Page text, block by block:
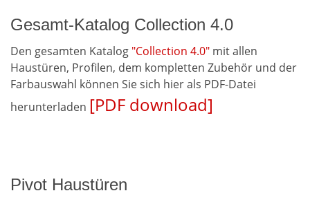
Gesamt-Katalog Collection 4.0
Den gesamten Katalog "Collection 4.0" mit allen
Haustüren, Profilen, dem kompletten Zubehör und der
Farbauswahl können Sie sich hier als PDF-Datei
herunterladen [PDF download]
Pivot Haustüren